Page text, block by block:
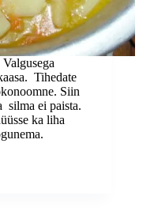
Tihedate
Siin
silma ei paista.
ka liha